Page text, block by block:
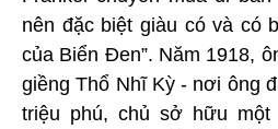
nên đặc biệt giàu có và có
của Biển Đen”. Năm 1918,
giềng Thổ Nhĩ Kỳ - nơi ông
triệu phú, chủ sở hữu một